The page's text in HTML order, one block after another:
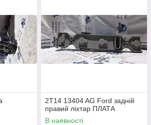
2T14 13404 AG Ford задній
правий ліхтар ПЛАТА
В наявності